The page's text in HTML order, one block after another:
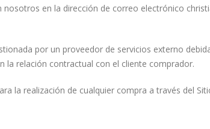
en la dirección de correo electrónico
por un proveedor de servicios externo
relación contractual con el cliente comprador.
la realización de cualquier compra a través del